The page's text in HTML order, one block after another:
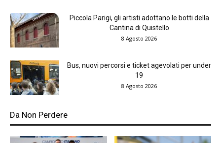
Piccola Parigi, gli artisti adottano le botti della
Cantina di Quistello
8 Agosto 2026
Bus, nuovi percorsi e ticket agevolati per under
19
8 Agosto 2026
Da Non Perdere